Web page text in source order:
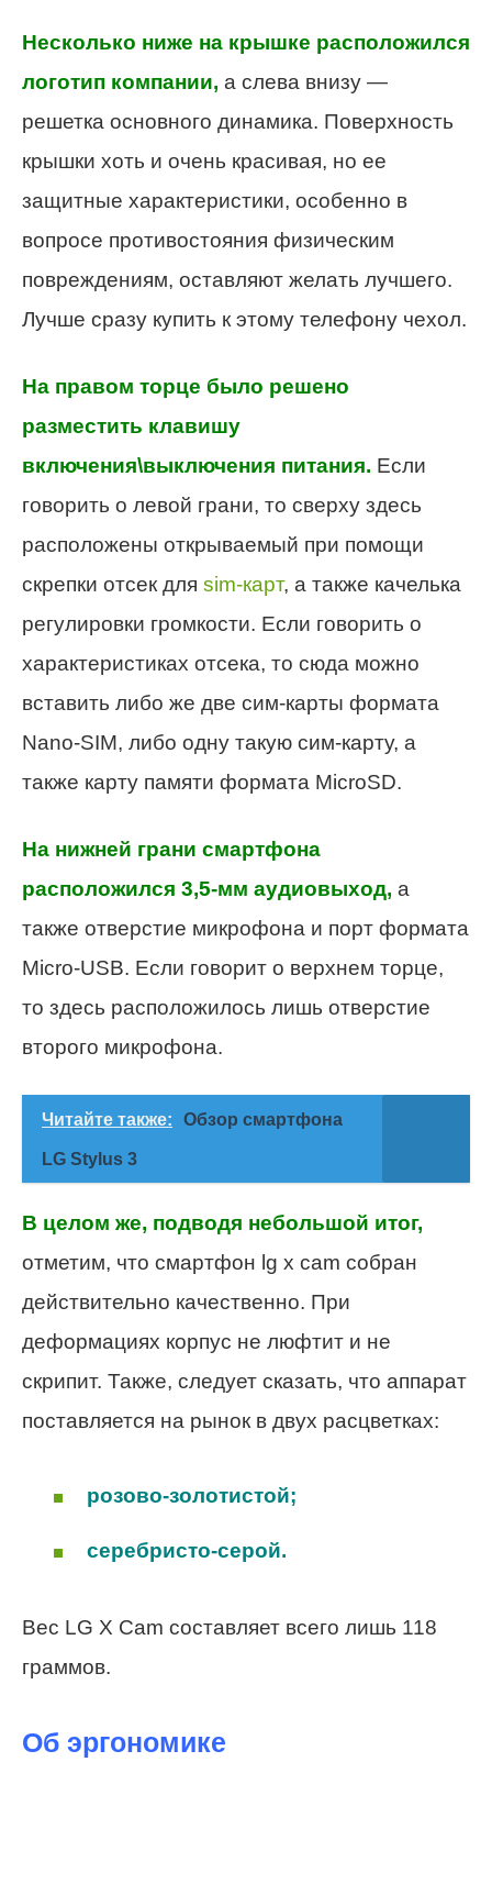
Несколько ниже на крышке расположился
логотип компании, а слева внизу —
решетка основного динамика. Поверхность
крышки хоть и очень красивая, но ее
защитные характеристики, особенно в
вопросе противостояния физическим
повреждениям, оставляют желать лучшего.
Лучше сразу купить к этому телефону чехол.
На правом торце было решено
разместить клавишу
включения\выключения питания. Если
говорить о левой грани, то сверху здесь
расположены открываемый при помощи
скрепки отсек для sim-карт, а также качелька
регулировки громкости. Если говорить о
характеристиках отсека, то сюда можно
вставить либо же две сим-карты формата
Nano-SIM, либо одну такую сим-карту, а
также карту памяти формата MicroSD.
На нижней грани смартфона
расположился 3,5-мм аудиовыход, а
также отверстие микрофона и порт формата
Micro-USB. Если говорит о верхнем торце,
то здесь расположилось лишь отверстие
второго микрофона.
Читайте также: Обзор смартфона
LG Stylus 3
В целом же, подводя небольшой итог,
отметим, что смартфон lg x cam собран
действительно качественно. При
деформациях корпус не люфтит и не
скрипит. Также, следует сказать, что аппарат
поставляется на рынок в двух расцветках:
розово-золотистой;
серебристо-серой.
Вес LG X Cam составляет всего лишь 118
граммов.
Об эргономике